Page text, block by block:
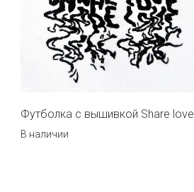
Футболка с вышивкой Share love
В наличии